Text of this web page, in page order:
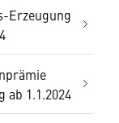
Erzeugung
1.1.2024